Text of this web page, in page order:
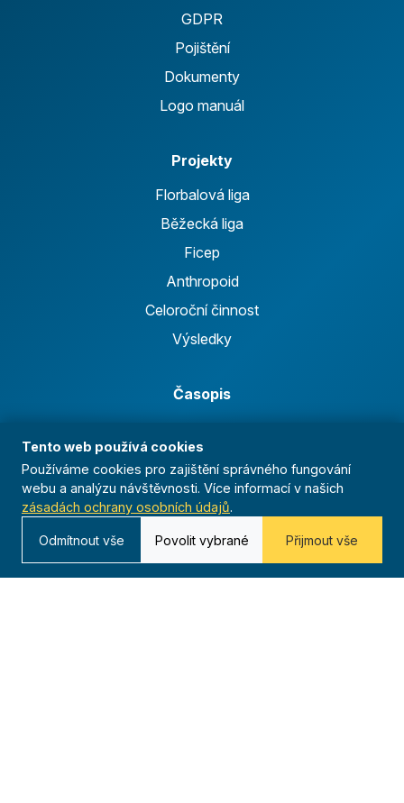
GDPR
Pojištění
Dokumenty
Logo manuál
Projekty
Florbalová liga
Běžecká liga
Ficep
Anthropoid
Celoroční činnost
Výsledky
Časopis
Redakce
Kontakt
Kurská 792/3,
625 00 Brno
Tento web používá cookies
Používáme cookies pro zajištění správného fungování
webu a analýzu návštěvnosti. Více informací v našich
zásadách ochrany osobních údajů.
Odmítnout vše Povolit vybrané Přijmout vše